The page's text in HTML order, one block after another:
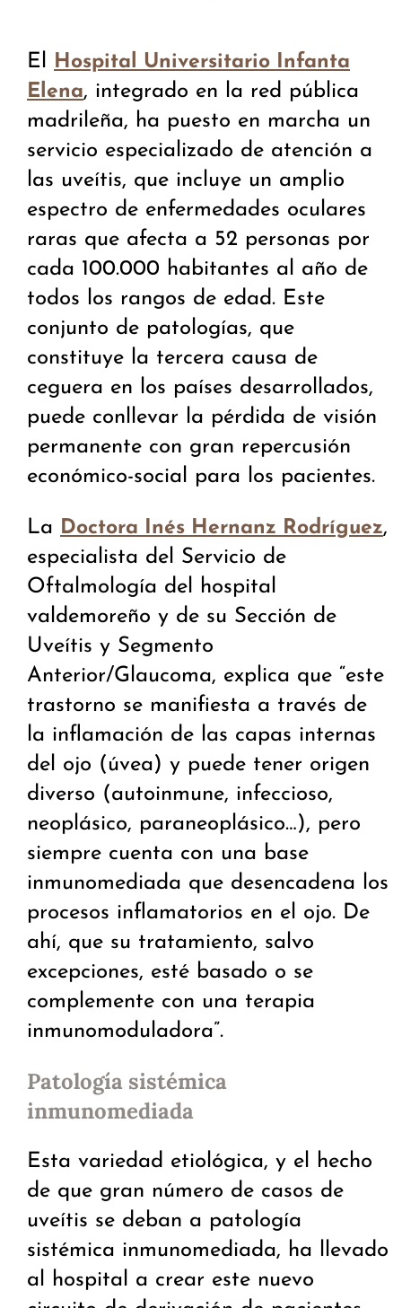
El Hospital Universitario Infanta
Elena, integrado en la red pública
madrileña, ha puesto en marcha un
servicio especializado de atención a
las uveítis, que incluye un amplio
espectro de enfermedades oculares
raras que afecta a 52 personas por
cada 100.000 habitantes al año de
todos los rangos de edad. Este
conjunto de patologías, que
constituye la tercera causa de
ceguera en los países desarrollados,
puede conllevar la pérdida de visión
permanente con gran repercusión
económico-social para los pacientes.
La Doctora Inés Hernanz Rodríguez,
especialista del Servicio de
Oftalmología del hospital
valdemoreño y de su Sección de
Uveítis y Segmento
Anterior/Glaucoma, explica que “este
trastorno se manifiesta a través de
la inflamación de las capas internas
del ojo (úvea) y puede tener origen
diverso (autoinmune, infeccioso,
neoplásico, paraneoplásico…), pero
siempre cuenta con una base
inmunomediada que desencadena los
procesos inflamatorios en el ojo. De
ahí, que su tratamiento, salvo
excepciones, esté basado o se
complemente con una terapia
inmunomoduladora”.
Patología sistémica
inmunomediada
Esta variedad etiológica, y el hecho
de que gran número de casos de
uveítis se deban a patología
sistémica inmunomediada, ha llevado
al hospital a crear este nuevo